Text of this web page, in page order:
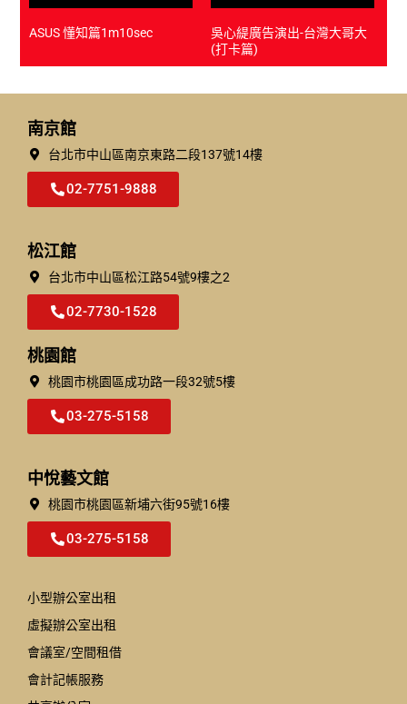
ASUS 懂知篇1m10sec
吳心緹廣告演出-台灣大哥大
(打卡篇)
南京館
台北市中山區南京東路二段137號14樓
02-7751-9888
松江館
台北市中⼭區松江路54號9樓之2
02-7730-1528
桃園館
桃園市桃園區成功路一段32號5樓​
03-275-5158
中悅藝文館
桃園市桃園區新埔六街95號16樓
03-275-5158
小型辦公室出租
虛擬辦公室出租
會議室/空間租借
會計記帳服務